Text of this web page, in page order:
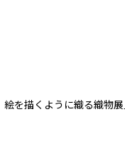
絵を描くように織る織物